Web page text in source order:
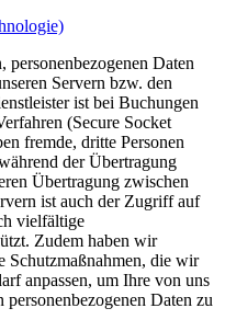
Daten
Servern bzw. den
ist bei Buchungen
(Secure Socket
fremde, dritte Personen
der Übertragung
Übertragung zwischen
ist auch der Zugriff auf
vielfältige
Zudem haben wir
Schutzmaßnahmen, die wir
anpassen, um Ihre von uns
personenbezogenen Daten zu